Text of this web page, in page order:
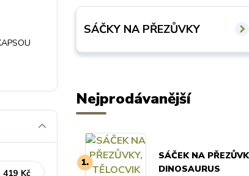
SÁČKY NA PŘEZŮVKY
Nejprodávanější
1.
SÁČEK NA
DINOSAURUS
Kč